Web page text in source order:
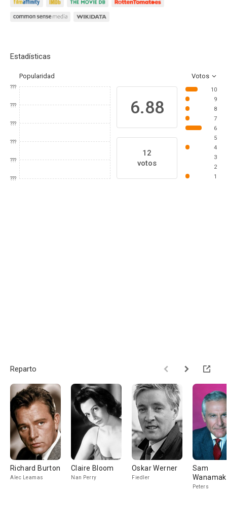
Estadísticas
Popularidad Votos
???
???
???
???
???
???
6.88
12
votos
10
9
8
7
6
5
4
3
2
1
Reparto
Richard Burton
Alec Leamas
Claire Bloom
Nan Perry
Oskar Werner
Fiedler
Sam
Peters